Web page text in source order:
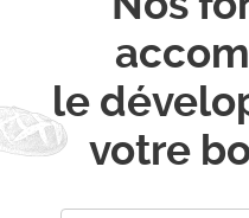
le
votre